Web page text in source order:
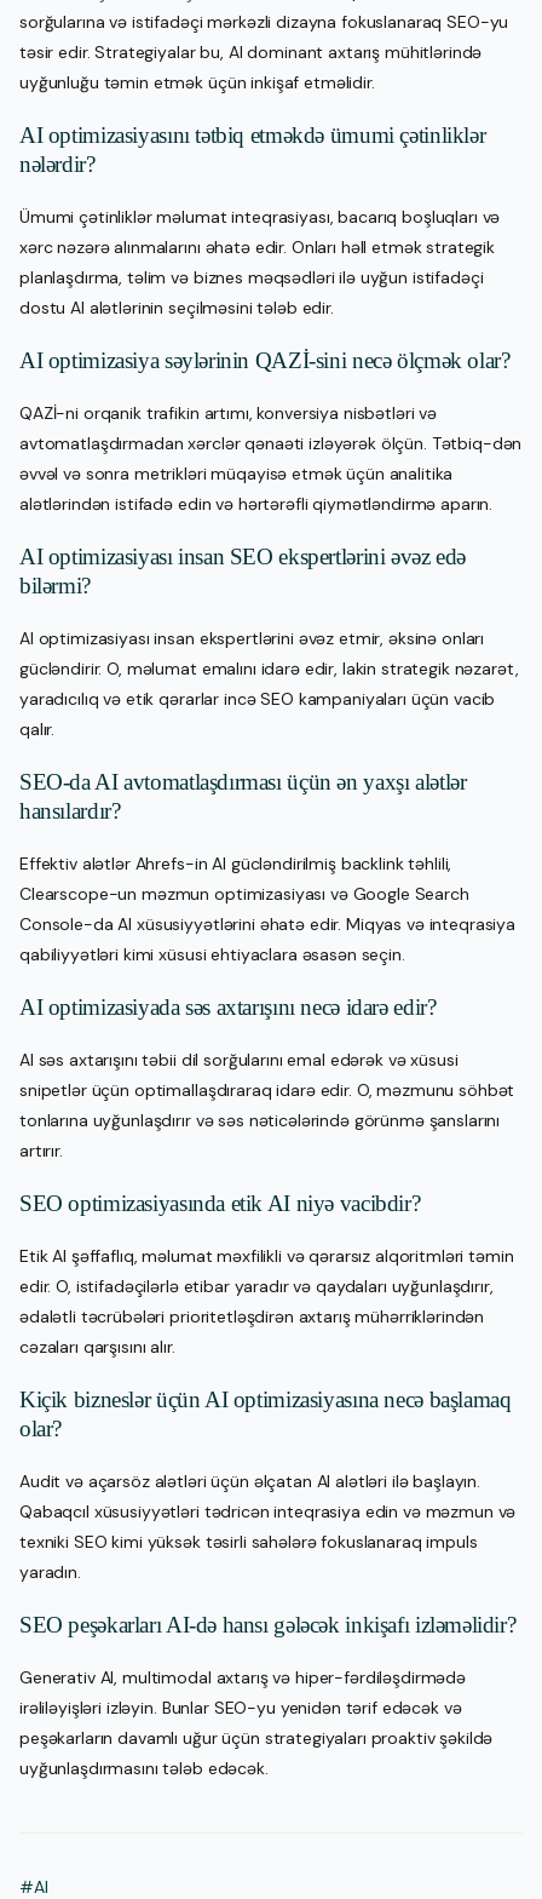
sorğularına və istifadəçi mərkəzli dizayna fokuslanaraq SEO-yu
təsir edir. Strategiyalar bu, AI dominant axtarış mühitlərində
uyğunluğu təmin etmək üçün inkişaf etməlidir.
AI optimizasiyasını tətbiq etməkdə ümumi çətinliklər
nələrdir?
Ümumi çətinliklər məlumat inteqrasiyası, bacarıq boşluqları və
xərc nəzərə alınmalarını əhatə edir. Onları həll etmək strategik
planlaşdırma, təlim və biznes məqsədləri ilə uyğun istifadəçi
dostu AI alətlərinin seçilməsini tələb edir.
AI optimizasiya səylərinin QAZİ-sini necə ölçmək olar?
QAZİ-ni orqanik trafikin artımı, konversiya nisbətləri və
avtomatlaşdırmadan xərclər qənaəti izləyərək ölçün. Tətbiq-dən
əvvəl və sonra metrikləri müqayisə etmək üçün analitika
alətlərindən istifadə edin və hərtərəfli qiymətləndirmə aparın.
AI optimizasiyası insan SEO ekspertlərini əvəz edə
bilərmi?
AI optimizasiyası insan ekspertlərini əvəz etmir, əksinə onları
gücləndirir. O, məlumat emalını idarə edir, lakin strategik nəzarət,
yaradıcılıq və etik qərarlar incə SEO kampaniyaları üçün vacib
qalır.
SEO-da AI avtomatlaşdırması üçün ən yaxşı alətlər
hansılardır?
Effektiv alətlər Ahrefs-in AI gücləndirilmiş backlink təhlili,
Clearscope-un məzmun optimizasiyası və Google Search
Console-da AI xüsusiyyətlərini əhatə edir. Miqyas və inteqrasiya
qabiliyyətləri kimi xüsusi ehtiyaclara əsasən seçin.
AI optimizasiyada səs axtarışını necə idarə edir?
AI səs axtarışını təbii dil sorğularını emal edərək və xüsusi
snipetlər üçün optimallaşdıraraq idarə edir. O, məzmunu söhbət
tonlarına uyğunlaşdırır və səs nəticələrində görünmə şanslarını
artırır.
SEO optimizasiyasında etik AI niyə vacibdir?
Etik AI şəffaflıq, məlumat məxfilikli və qərarsız alqoritmləri təmin
edir. O, istifadəçilərlə etibar yaradır və qaydaları uyğunlaşdırır,
ədalətli təcrübələri prioritetləşdirən axtarış mühərriklərindən
cəzaları qarşısını alır.
Kiçik bizneslər üçün AI optimizasiyasına necə başlamaq
olar?
Audit və açarsöz alətləri üçün əlçatan AI alətləri ilə başlayın.
Qabaqcıl xüsusiyyətləri tədricən inteqrasiya edin və məzmun və
texniki SEO kimi yüksək təsirli sahələrə fokuslanaraq impuls
yaradın.
SEO peşəkarları AI-də hansı gələcək inkişafı izləməlidir?
Generativ AI, multimodal axtarış və hiper-fərdiləşdirmədə
irəliləyişləri izləyin. Bunlar SEO-yu yenidən tərif edəcək və
peşəkarların davamlı uğur üçün strategiyaları proaktiv şəkildə
uyğunlaşdırmasını tələb edəcək.
#AI